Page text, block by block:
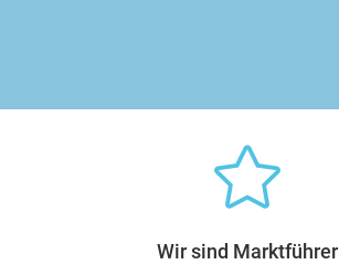

Wir sind Marktführer